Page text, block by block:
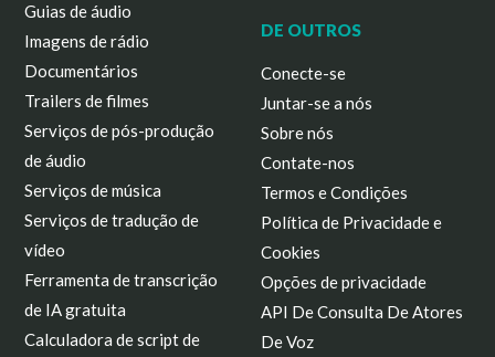
Guias de áudio
Imagens de rádio
Documentários
Trailers de filmes
Serviços de pós-produção
de áudio
Serviços de música
Serviços de tradução de
vídeo
Ferramenta de transcrição
de IA gratuita
Calculadora de script de
DE OUTROS
Conecte-se
Juntar-se a nós
Sobre nós
Contate-nos
Termos e Condições
Política de Privacidade e
Cookies
Opções de privacidade
API De Consulta De Atores
De Voz